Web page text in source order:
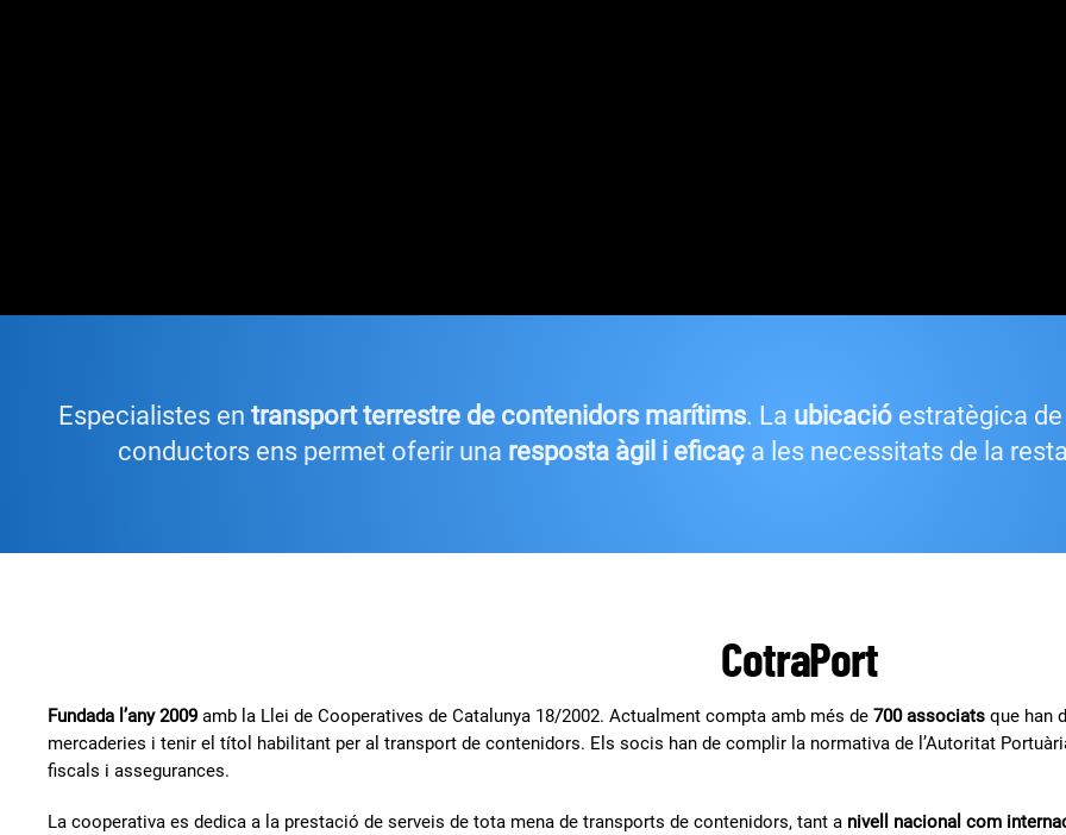
Especialistes en transport terrestre de contenidors marítims. La ubicació estratègica
conductors ens permet oferir una resposta àgil i eficaç a les necessitats de la
CotraPort
Fundada l’any 2009 amb la Llei de Cooperatives de Catalunya 18/2002. Actualment compta amb més de 700 associats que han
mercaderies i tenir el títol habilitant per al transport de contenidors. Els socis han de complir la normativa de l’Autoritat
fiscals i assegurances.
La cooperativa es dedica a la prestació de serveis de tota mena de transports de contenidors, tant a nivell nacional com